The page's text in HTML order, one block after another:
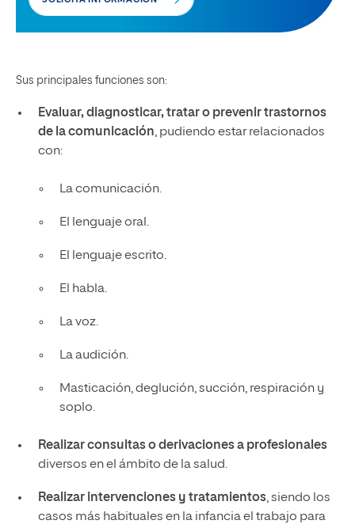
Sus principales funciones son:
Evaluar, diagnosticar, tratar o prevenir trastornos
de la comunicación, pudiendo estar relacionados
con:
La comunicación.
El lenguaje oral.
El lenguaje escrito.
El habla.
La voz.
La audición.
Masticación, deglución, succión, respiración y
soplo.
Realizar consultas o derivaciones a profesionales
diversos en el ámbito de la salud.
Realizar intervenciones y tratamientos, siendo los
casos más habituales en la infancia el trabajo para